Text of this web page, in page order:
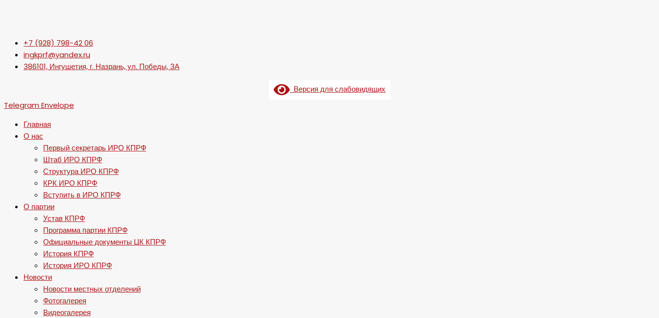
+7 (928) 798-42 06
ingkprf@yandex.ru
386101, Ингушетия, г. Назрань, ул. Победы, 3А
Версия для слабовидящих
Telegram Envelope
Главная
О нас
Первый секретарь ИРО КПРФ
Штаб ИРО КПРФ
Структура ИРО КПРФ
КРК ИРО КПРФ
Вступить в ИРО КПРФ
О партии
Устав КПРФ
Программа партии КПРФ
Официальные документы ЦК КПРФ
История КПРФ
История ИРО КПРФ
Новости
Новости местных отделений
Фотогалерея
Видеогалерея